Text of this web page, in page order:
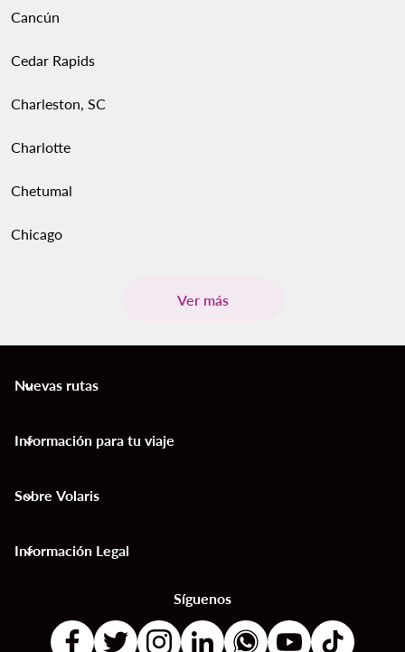
Cancún
Cedar Rapids
Charleston, SC
Charlotte
Chetumal
Chicago
Ver más
Nuevas rutas
keyboard_arrow_down
Información para tu viaje
keyboard_arrow_down
Sobre Volaris
keyboard_arrow_down
Información Legal
keyboard_arrow_down
Síguenos